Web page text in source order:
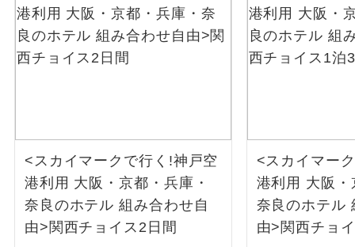
<スカイマークで行く!神戸空
港利用 大阪・京都・兵庫・
奈良のホテル 組み合わせ自
由>関西チョイス2日間
<スカイマー
港利用 大阪
奈良のホテル
由>関西チョ